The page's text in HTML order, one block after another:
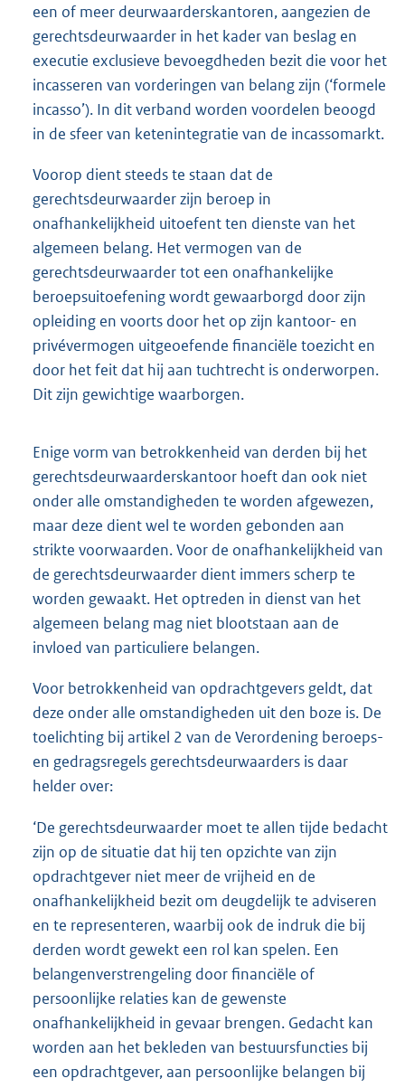
een of meer deurwaarderskantoren, aangezien de
gerechtsdeurwaarder in het kader van beslag en
executie exclusieve bevoegdheden bezit die voor het
incasseren van vorderingen van belang zijn (‘formele
incasso’). In dit verband worden voordelen beoogd
in de sfeer van ketenintegratie van de incassomarkt.
Voorop dient steeds te staan dat de
gerechtsdeurwaarder zijn beroep in
onafhankelijkheid uitoefent ten dienste van het
algemeen belang. Het vermogen van de
gerechtsdeurwaarder tot een onafhankelijke
beroepsuitoefening wordt gewaarborgd door zijn
opleiding en voorts door het op zijn kantoor- en
privévermogen uitgeoefende financiële toezicht en
door het feit dat hij aan tuchtrecht is onderworpen.
Dit zijn gewichtige waarborgen.
Enige vorm van betrokkenheid van derden bij het
gerechtsdeurwaarderskantoor hoeft dan ook niet
onder alle omstandigheden te worden afgewezen,
maar deze dient wel te worden gebonden aan
strikte voorwaarden. Voor de onafhankelijkheid van
de gerechtsdeurwaarder dient immers scherp te
worden gewaakt. Het optreden in dienst van het
algemeen belang mag niet blootstaan aan de
invloed van particuliere belangen.
Voor betrokkenheid van opdrachtgevers geldt, dat
deze onder alle omstandigheden uit den boze is. De
toelichting bij artikel 2 van de Verordening beroeps-
en gedragsregels gerechtsdeurwaarders is daar
helder over:
‘De gerechtsdeurwaarder moet te allen tijde bedacht
zijn op de situatie dat hij ten opzichte van zijn
opdrachtgever niet meer de vrijheid en de
onafhankelijkheid bezit om deugdelijk te adviseren
en te representeren, waarbij ook de indruk die bij
derden wordt gewekt een rol kan spelen. Een
belangenverstrengeling door financiële of
persoonlijke relaties kan de gewenste
onafhankelijkheid in gevaar brengen. Gedacht kan
worden aan het bekleden van bestuursfuncties bij
een opdrachtgever, aan persoonlijke belangen bij